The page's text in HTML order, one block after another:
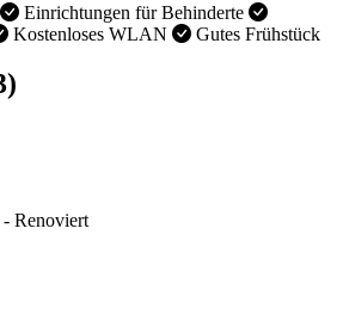
Einrichtungen für Behinderte
Kostenloses WLAN Gutes Frühstück
Renoviert